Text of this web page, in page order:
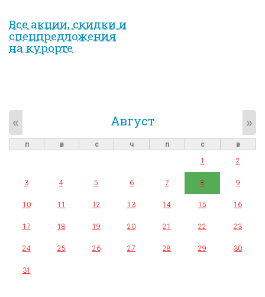
Все акции, скидки и
спец­предложе­ния
на курорте
Август
« »
п в с ч п с
в
1
2
3 4 5 6 7 8 9
10 11 12 13 14 15 16
17 18 19 20 21 22 23
24 25 26 27 28 29 30
31